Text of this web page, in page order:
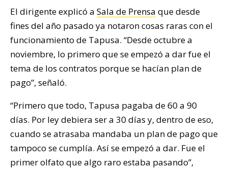
El dirigente explicó a Sala de Prensa que desde
fines del año pasado ya notaron cosas raras con el
funcionamiento de Tapusa. “Desde octubre a
noviembre, lo primero que se empezó a dar fue el
tema de los contratos porque se hacían plan de
pago”, señaló.
“Primero que todo, Tapusa pagaba de 60 a 90
días. Por ley debiera ser a 30 días y, dentro de eso,
cuando se atrasaba mandaba un plan de pago que
tampoco se cumplía. Así se empezó a dar. Fue el
primer olfato que algo raro estaba pasando”,